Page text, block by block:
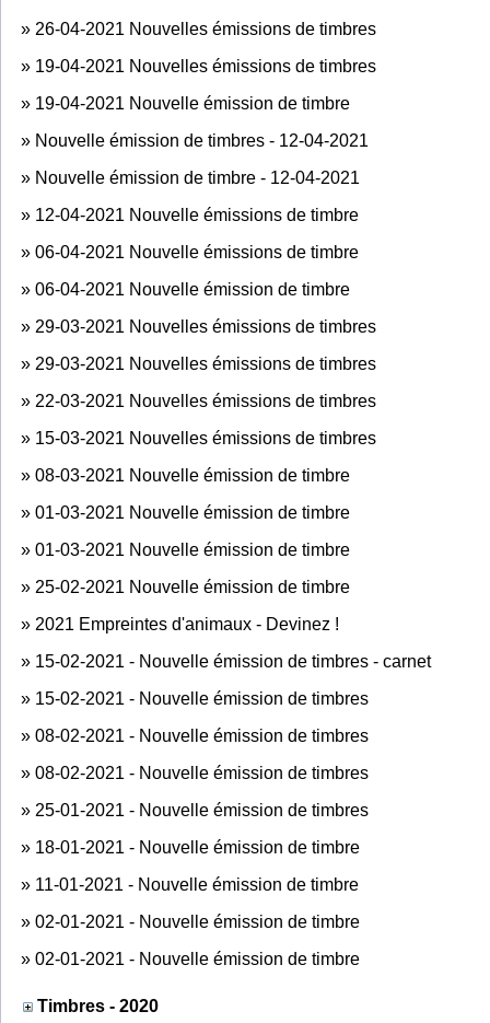
» 26-04-2021 Nouvelles émissions de timbres
» 19-04-2021 Nouvelles émissions de timbres
» 19-04-2021 Nouvelle émission de timbre
» Nouvelle émission de timbres - 12-04-2021
» Nouvelle émission de timbre - 12-04-2021
» 12-04-2021 Nouvelle émissions de timbre
» 06-04-2021 Nouvelle émissions de timbre
» 06-04-2021 Nouvelle émission de timbre
» 29-03-2021 Nouvelles émissions de timbres
» 29-03-2021 Nouvelles émissions de timbres
» 22-03-2021 Nouvelles émissions de timbres
» 15-03-2021 Nouvelles émissions de timbres
» 08-03-2021 Nouvelle émission de timbre
» 01-03-2021 Nouvelle émission de timbre
» 01-03-2021 Nouvelle émission de timbre
» 25-02-2021 Nouvelle émission de timbre
» 2021 Empreintes d'animaux - Devinez !
» 15-02-2021 - Nouvelle émission de timbres - carnet
» 15-02-2021 - Nouvelle émission de timbres
» 08-02-2021 - Nouvelle émission de timbres
» 08-02-2021 - Nouvelle émission de timbres
» 25-01-2021 - Nouvelle émission de timbres
» 18-01-2021 - Nouvelle émission de timbre
» 11-01-2021 - Nouvelle émission de timbre
» 02-01-2021 - Nouvelle émission de timbre
» 02-01-2021 - Nouvelle émission de timbre
Timbres - 2020